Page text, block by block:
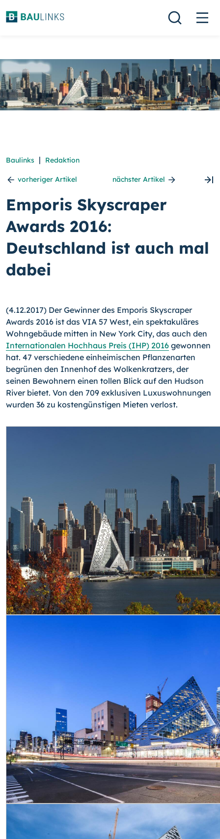
Baulinks | Redaktion
vorheriger Artikel nächster Artikel
Emporis Skyscraper
Awards 2016:
Deutschland ist auch mal
dabei
(4.12.2017) Der Gewinner des Emporis Skyscraper
Awards 2016 ist das VIA 57 West, ein spektakuläres
Wohngebäude mitten in New York City, das auch den
Internationalen Hochhaus Preis (IHP) 2016 gewonnen
hat. 47 verschiedene einheimischen Pflanzenarten
begrünen den Innenhof des Wolkenkratzers, der
seinen Bewohnern einen tollen Blick auf den Hudson
River bietet. Von den 709 exklusiven Luxuswohnungen
wurden 36 zu kostengünstigen Mieten verlost.